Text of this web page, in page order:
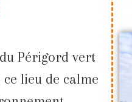
Périgord vert
lieu de calme